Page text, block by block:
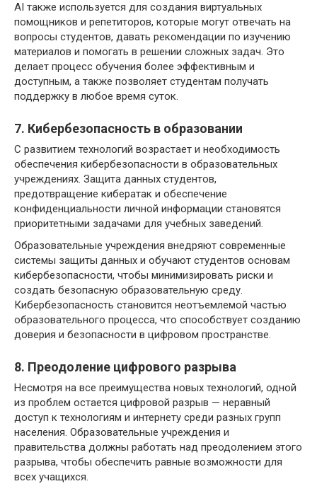
AI также используется для создания виртуальных
помощников и репетиторов, которые могут отвечать на
вопросы студентов, давать рекомендации по изучению
материалов и помогать в решении сложных задач. Это
делает процесс обучения более эффективным и
доступным, а также позволяет студентам получать
поддержку в любое время суток.
7. Кибербезопасность в образовании
С развитием технологий возрастает и необходимость
обеспечения кибербезопасности в образовательных
учреждениях. Защита данных студентов,
предотвращение кибератак и обеспечение
конфиденциальности личной информации становятся
приоритетными задачами для учебных заведений.
Образовательные учреждения внедряют современные
системы защиты данных и обучают студентов основам
кибербезопасности, чтобы минимизировать риски и
создать безопасную образовательную среду.
Кибербезопасность становится неотъемлемой частью
образовательного процесса, что способствует созданию
доверия и безопасности в цифровом пространстве.
8. Преодоление цифрового разрыва
Несмотря на все преимущества новых технологий, одной
из проблем остается цифровой разрыв — неравный
доступ к технологиям и интернету среди разных групп
населения. Образовательные учреждения и
правительства должны работать над преодолением этого
разрыва, чтобы обеспечить равные возможности для
всех учащихся.